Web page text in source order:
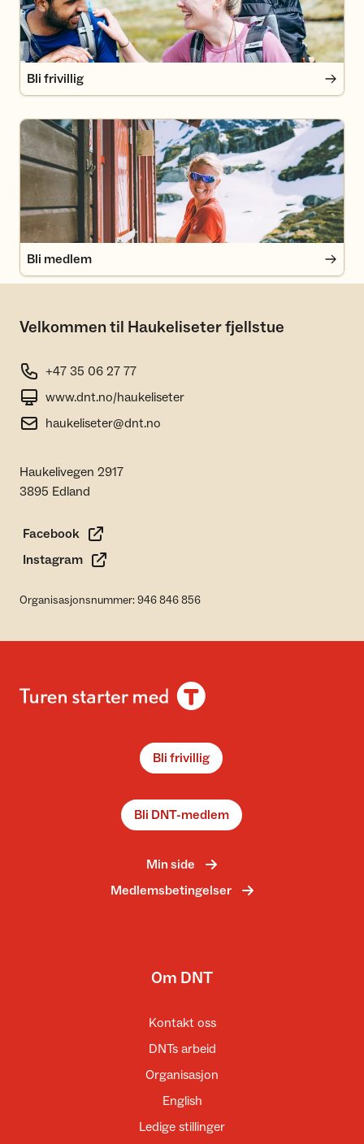
Bli frivillig
Bli medlem
Bli medlem
Velkommen til Haukeliseter fjellstue
+47 35 06 27 77
www.dnt.no/haukeliseter
haukeliseter@dnt.no
Haukelivegen 2917
3895 Edland
Facebook
Instagram
Organisasjonsnummer: 946 846 856
Bli frivillig
Bli DNT-medlem
Min side
Medlemsbetingelser
Om DNT
Kontakt oss
DNTs arbeid
Organisasjon
English
Ledige stillinger